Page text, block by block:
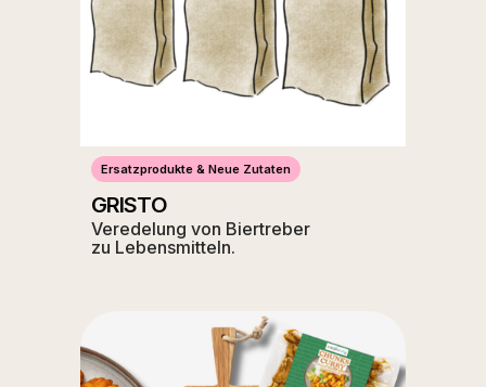
Ersatzprodukte & Neue Zutaten
GRISTO
Veredelung von Biertreber
zu Lebensmitteln.